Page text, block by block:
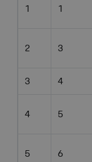
1 1
2 3
3 4
4 5
5 6